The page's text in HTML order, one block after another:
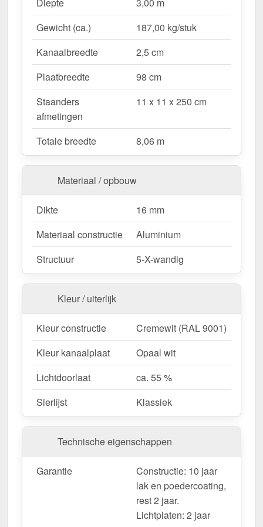
RAL 9001?
Duurzaam & stabiel
– Hoogwaardige Aluminium
constructie voor maximale weersbestendigheid.
Effectieve bescherming tegen weersinvloeden
– Bestendige Polycarbonaat dakbedekking
beschermt tegen regen & UV-straling.
Robuust voor alle weersomstandigheden
Beschikbaar voor sneeuwzone 1 (0,65 kN/m²),
ideaal voor verschillende klimatologische
omstandigheden.
Optimale lichttransmissie– Heldere &
vriendelijke sfeer met ongeveer 55 %
lichttransmissie.
Geïntegreerde dakgoot– Waterafvoer via de
verborgen goot, esthetisch & functioneel.
Ruimtebesparend design– Met slechts 3
berichten blijft uw terras open & ruimtelijk.
Aangepaste look
– Verkrijgbaar met Klassiek
Garantie– 10 jaar voor kwaliteit en veiligheid op
Ideaal voor de volgende toepassingen:
Terrassen & zithoeken– Bescherming tegen
zon en regen voor gezellige buitenruimtes.
Gastronomie & Hotels– Hoogwaardige
dakbedekking voor buiten & klantencomfort.
bescherming voor voertuigen & fietsen.
Pergolen.
Nieuwe gebouwen & renovaties– Flexibele
oplossing voor nieuwe en bestaande gebouwen.
Diepte
3,00 m
Gewicht (ca.)
187,00 kg/stuk
Kanaalbreedte
2,5 cm
Plaatbreedte
98 cm
Staanders
afmetingen
11 x 11 x 250 cm
Totale breedte 8,06 m
Materiaal / opbouw
Dikte
16 mm
Materiaal constructie
Aluminium
Structuur
5-X-wandig
Kleur / uiterlijk
Kleur constructie
Cremewit (RAL 9001)
Kleur kanaalplaat
Opaal wit
Lichtdoorlaat
ca. 55 %
Sierlijst
Klassiek
Technische eigenschappen
Garantie
Constructie: 10 jaar
lak en poedercoating,
rest 2 jaar.
Lichtplaten: 2 jaar